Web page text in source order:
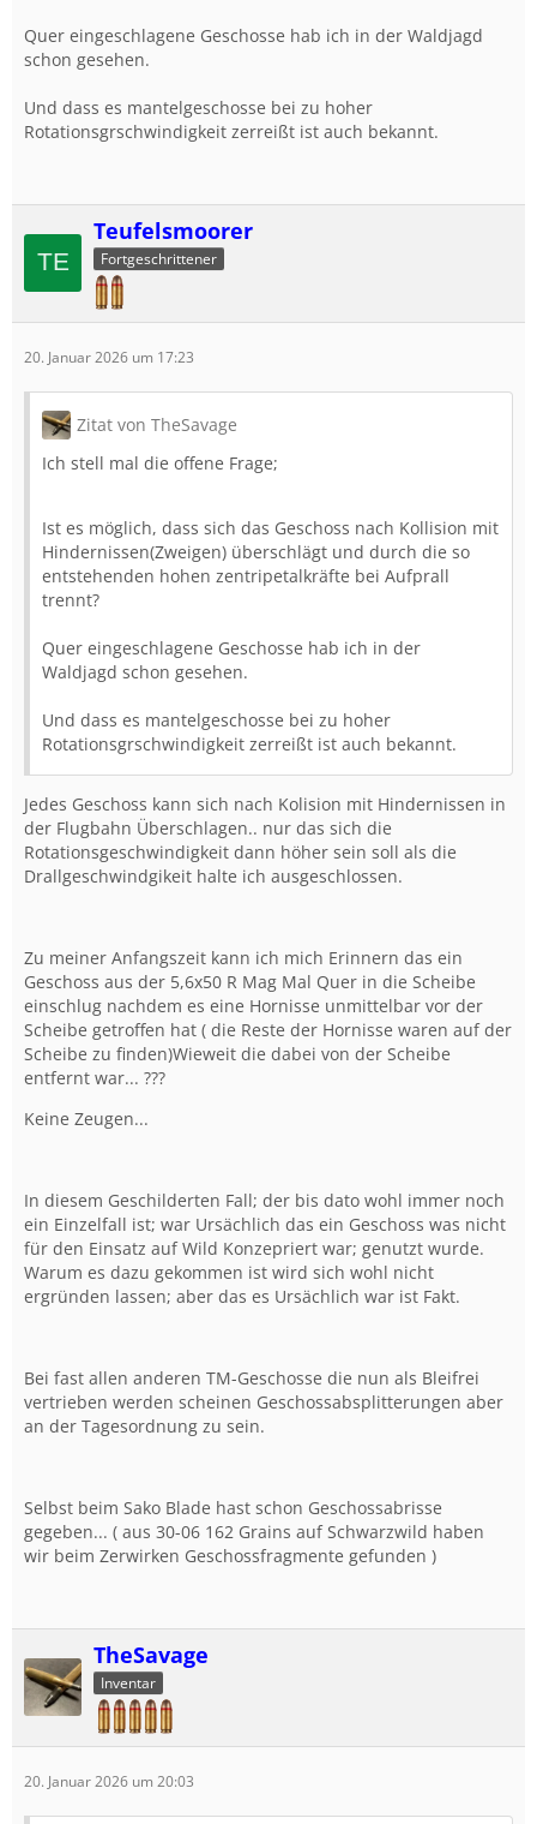
Quer eingeschlagene Geschosse hab ich in der Waldjagd
schon gesehen.
Und dass es mantelgeschosse bei zu hoher
Rotationsgrschwindigkeit zerreißt ist auch bekannt.
Teufelsmoorer
Fortgeschrittener
20. Januar 2026 um 17:23
Zitat von TheSavage
Ich stell mal die offene Frage;
Ist es möglich, dass sich das Geschoss nach Kollision mit
Hindernissen(Zweigen) überschlägt und durch die so
entstehenden hohen zentripetalkräfte bei Aufprall
trennt?
Quer eingeschlagene Geschosse hab ich in der
Waldjagd schon gesehen.
Und dass es mantelgeschosse bei zu hoher
Rotationsgrschwindigkeit zerreißt ist auch bekannt.
Jedes Geschoss kann sich nach Kolision mit Hindernissen in
der Flugbahn Überschlagen.. nur das sich die
Rotationsgeschwindigkeit dann höher sein soll als die
Drallgeschwindgikeit halte ich ausgeschlossen.
Zu meiner Anfangszeit kann ich mich Erinnern das ein
Geschoss aus der 5,6x50 R Mag Mal Quer in die Scheibe
einschlug nachdem es eine Hornisse unmittelbar vor der
Scheibe getroffen hat ( die Reste der Hornisse waren auf der
Scheibe zu finden)Wieweit die dabei von der Scheibe
entfernt war... ???
Keine Zeugen...
In diesem Geschilderten Fall; der bis dato wohl immer noch
ein Einzelfall ist; war Ursächlich das ein Geschoss was nicht
für den Einsatz auf Wild Konzepriert war; genutzt wurde.
Warum es dazu gekommen ist wird sich wohl nicht
ergründen lassen; aber das es Ursächlich war ist Fakt.
Bei fast allen anderen TM-Geschosse die nun als Bleifrei
vertrieben werden scheinen Geschossabsplitterungen aber
an der Tagesordnung zu sein.
Selbst beim Sako Blade hast schon Geschossabrisse
gegeben... ( aus 30-06 162 Grains auf Schwarzwild haben
wir beim Zerwirken Geschossfragmente gefunden )
TheSavage
Inventar
20. Januar 2026 um 20:03